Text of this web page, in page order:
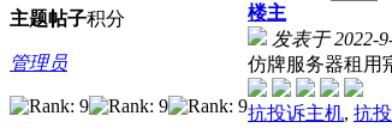
主题帖子积分
管理员
楼主
发表于 2022-
仿牌服务器租用
抗投诉主机, 抗